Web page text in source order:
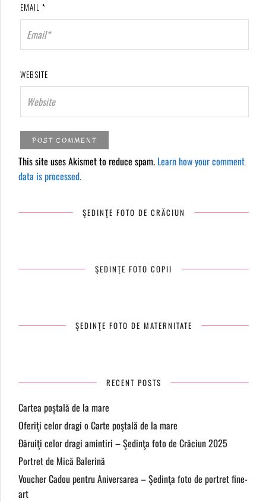
EMAIL *
WEBSITE
This site uses Akismet to reduce spam. Learn how your comment
data is processed.
ŞEDINŢE FOTO DE CRĂCIUN
ŞEDINŢE FOTO COPII
ŞEDINŢE FOTO DE MATERNITATE
RECENT POSTS
Cartea poștală de la mare
Oferiţi celor dragi o Carte poştală de la mare
Đăruiţi celor dragi amintiri – Şedinţa foto de Crăciun 2025
Portret de Mică Balerină
Voucher Cadou pentru Aniversarea – Şedinţa foto de portret fine-
art